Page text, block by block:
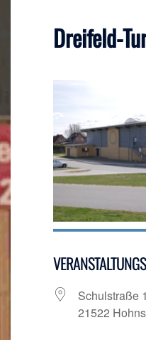
Dreifeld-
Schulstraße 1
21522